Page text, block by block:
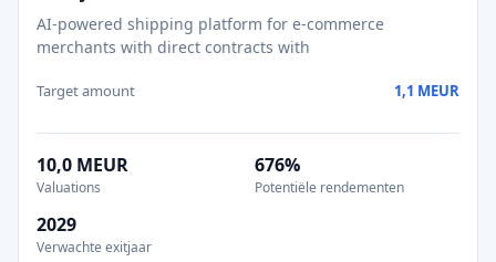
AI-powered shipping platform for e-commerce
merchants with direct contracts with
Target amount 1,1 MEUR
10,0 MEUR
Valuations
676%
Potentiële rendementen
2029
Verwachte exitjaar